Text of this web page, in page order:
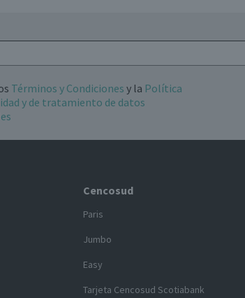
Términos y Condiciones y la Política
y de tratamiento de datos
Cencosud
Paris
Jumbo
Easy
Tarjeta Cencosud Scotiabank